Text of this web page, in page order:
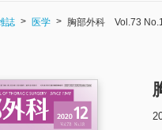
誌 医学 胸部外科 Vol.73